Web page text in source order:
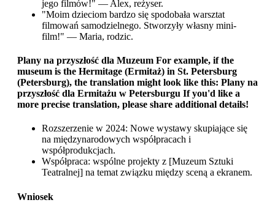
jego filmów!" — Alex, reżyser.
"Moim dzieciom bardzo się spodobała warsztat
filmowań samodzielnego. Stworzyły własny mini-
film!" — Maria, rodzic.
Plany na przyszłość dla Muzeum For example, if the
museum is the Hermitage (Ermitaż) in St. Petersburg
(Petersburg), the translation might look like this: Plany na
przyszłość dla Ermitażu w Petersburgu If you'd like a
more precise translation, please share additional details!
Rozszerzenie w 2024: Nowe wystawy skupiające się
na międzynarodowych współpracach i
współprodukcjach.
Współpraca: wspólne projekty z [Muzeum Sztuki
Teatralnej] na temat związku między sceną a ekranem.
Wniosek